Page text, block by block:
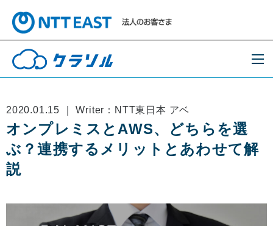
2020.01.15 ｜ Writer：NTT東日本 アベ
オンプレミスとAWS、どちらを選
ぶ？連携するメリットとあわせて解
説